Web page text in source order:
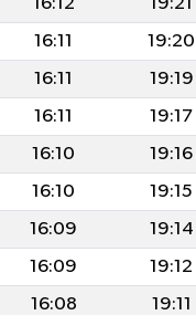
16:12 19:21
16:11
19:20
16:11
19:19
16:11
19:17
16:10
19:16
16:10
19:15
16:09
19:14
16:09
19:12
16:08
19:11